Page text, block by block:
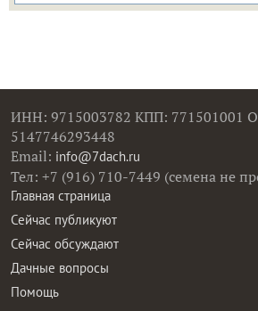
ИНН: 9715003782 КПП: 771501001
5147746293448
Email: info@7dach.ru
Тел: +7 (916) 710-7449 (семена не
Главная страница
Сейчас публикуют
Сейчас обсуждают
Дачные вопросы
Помощь